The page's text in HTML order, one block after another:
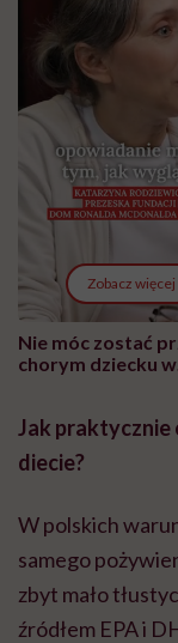
Zobacz więcej
Nie móc zostać
chorym dziecku w
może chyba tylko
głupota i brak
wyobraźni"
Jak praktycznie
diecie?
W polskich
samego
zbyt mało
źródłem EPA i